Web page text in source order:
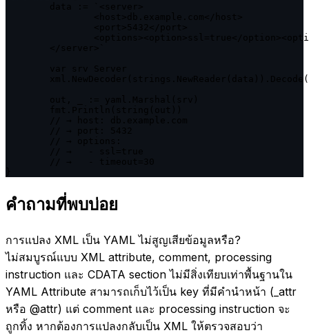
คำถามที่พบบ่อย
การแปลง XML เป็น YAML ไม่สูญเสียข้อมูลหรือ?
ไม่สมบูรณ์แบบ XML attribute, comment, processing
instruction และ CDATA section ไม่มีสิ่งเทียบเท่าพื้นฐานใน
YAML Attribute สามารถเก็บไว้เป็น key ที่มีคำนำหน้า (_attr
หรือ @attr) แต่ comment และ processing instruction จะ
ถูกทิ้ง หากต้องการแปลงกลับเป็น XML ให้ตรวจสอบว่า